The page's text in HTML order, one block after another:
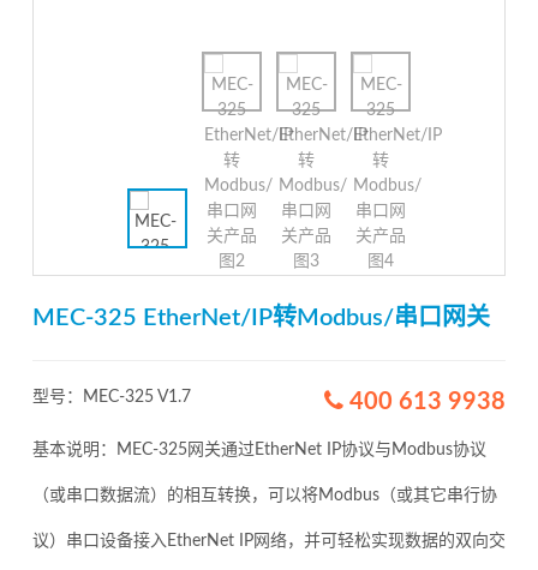
MEC-325 EtherNet/IP转Modbus/串口网关
型号：MEC-325 V1.7 400 613 9938
基本说明：MEC-325网关通过EtherNet IP协议与Modbus协议
（或串口数据流）的相互转换，可以将Modbus（或其它串行协
议）串口设备接入EtherNet IP网络，并可轻松实现数据的双向交